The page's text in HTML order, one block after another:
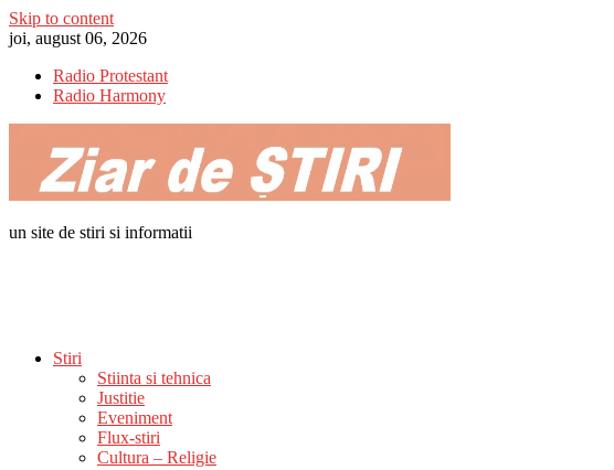
Skip to content
joi, august 06, 2026
Radio Protestant
Radio Harmony
un site de stiri si informatii
Stiri
Stiinta si tehnica
Justitie
Eveniment
Flux-stiri
Cultura – Religie